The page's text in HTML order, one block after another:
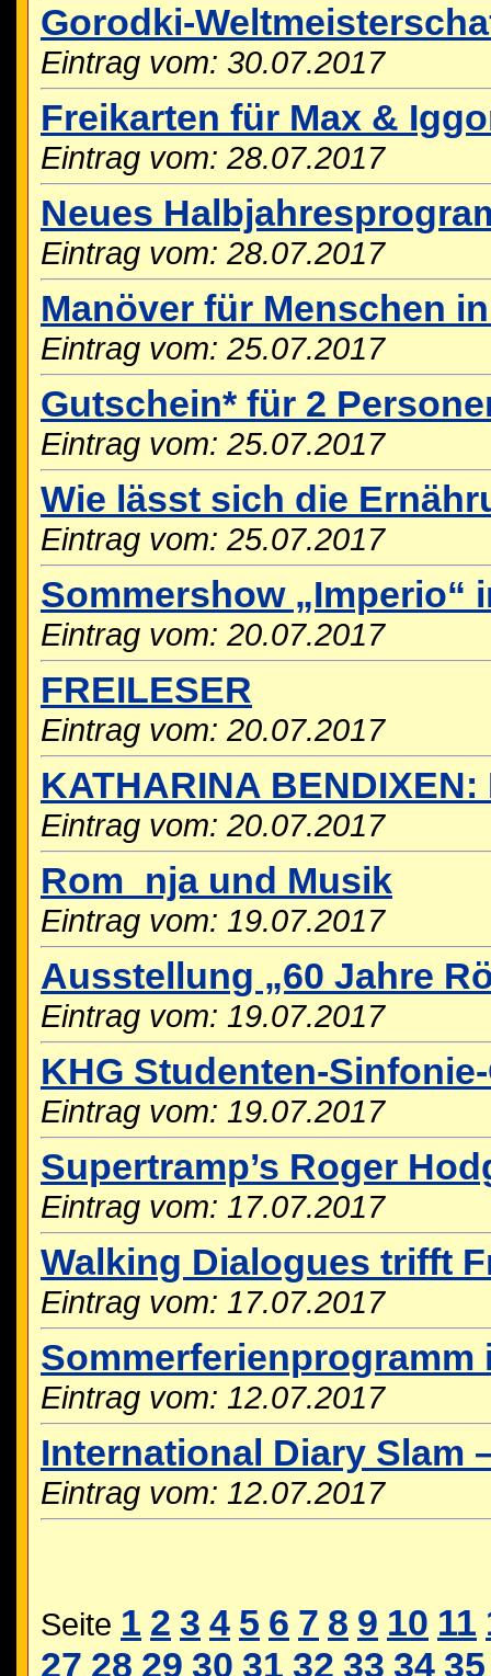
Gorodki-
Eintrag vom: 30.07.2017
Freikarten für Max &
Eintrag vom: 28.07.2017
Neues
Eintrag vom: 28.07.2017
Manöver für Menschen
Eintrag vom: 25.07.2017
Gutschein* für 2
Eintrag vom: 25.07.2017
Wie lässt sich die
Eintrag vom: 25.07.2017
Sommershow „Imperio“
Eintrag vom: 20.07.2017
FREILESER
Eintrag vom: 20.07.2017
KATHARINA
Eintrag vom: 20.07.2017
Rom_nja und Musik
Eintrag vom: 19.07.2017
Ausstellung „60 Jahre
Eintrag vom: 19.07.2017
KHG Studenten-
Eintrag vom: 19.07.2017
Supertramp’s Roger
Eintrag vom: 17.07.2017
Walking Dialogues trifft
Eintrag vom: 17.07.2017
Eintrag vom: 12.07.2017
International Diary Slam
Eintrag vom: 12.07.2017
Seite 1 2 3 4 5 6 7 8 9 10 11
27 28 29 30 31 32 33 34 35